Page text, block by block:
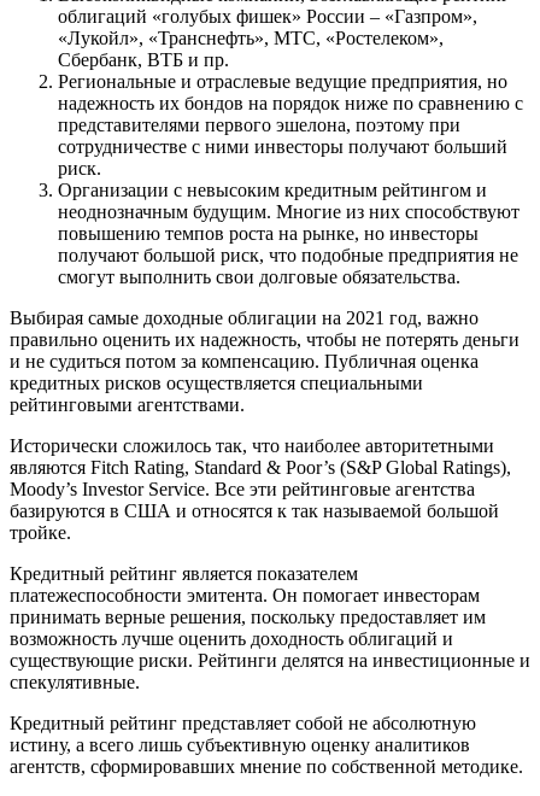
облигаций «голубых фишек» России – «Газпром»,
«Лукойл», «Транснефть», МТС, «Ростелеком»,
Сбербанк, ВТБ и пр.
Региональные и отраслевые ведущие предприятия, но
надежность их бондов на порядок ниже по сравнению с
представителями первого эшелона, поэтому при
сотрудничестве с ними инвесторы получают больший
риск.
Организации с невысоким кредитным рейтингом и
неоднозначным будущим. Многие из них способствуют
повышению темпов роста на рынке, но инвесторы
получают большой риск, что подобные предприятия не
смогут выполнить свои долговые обязательства.
Выбирая самые доходные облигации на 2021 год, важно
правильно оценить их надежность, чтобы не потерять деньги
и не судиться потом за компенсацию. Публичная оценка
кредитных рисков осуществляется специальными
рейтинговыми агентствами.
Исторически сложилось так, что наиболее авторитетными
являются Fitch Rating, Standard & Poor’s (S&P Global Ratings),
Moody’s Investor Service. Все эти рейтинговые агентства
базируются в США и относятся к так называемой большой
тройке.
Кредитный рейтинг является показателем
платежеспособности эмитента. Он помогает инвесторам
принимать верные решения, поскольку предоставляет им
возможность лучше оценить доходность облигаций и
существующие риски. Рейтинги делятся на инвестиционные и
спекулятивные.
Кредитный рейтинг представляет собой не абсолютную
истину, а всего лишь субъективную оценку аналитиков
агентств, сформировавших мнение по собственной методике.